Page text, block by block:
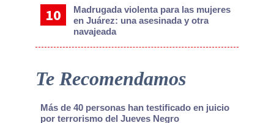
Madrugada violenta para las mujeres
en Juárez: una asesinada y otra
navajeada
Te Recomendamos
Más de 40 personas han testificado en juicio
por terrorismo del Jueves Negro